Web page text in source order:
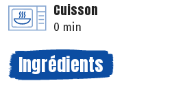
Cuisson
0 min
Ingrédients